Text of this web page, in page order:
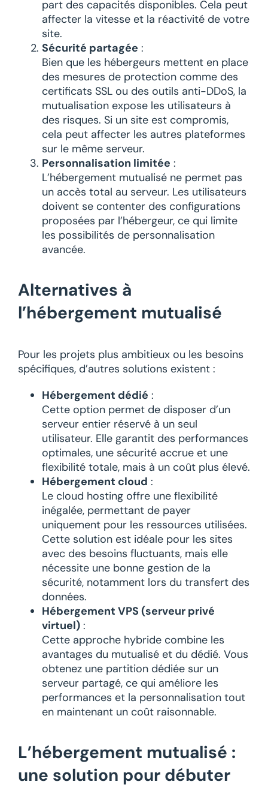
part des capacités disponibles. Cela peut
affecter la vitesse et la réactivité de votre
site.
Sécurité partagée :
Bien que les hébergeurs mettent en place
des mesures de protection comme des
certificats SSL ou des outils anti-DDoS, la
mutualisation expose les utilisateurs à
des risques. Si un site est compromis,
cela peut affecter les autres plateformes
sur le même serveur.
Personnalisation limitée :
L’hébergement mutualisé ne permet pas
un accès total au serveur. Les utilisateurs
doivent se contenter des configurations
proposées par l’hébergeur, ce qui limite
les possibilités de personnalisation
avancée.
Alternatives à
l’hébergement mutualisé
Pour les projets plus ambitieux ou les besoins
spécifiques, d’autres solutions existent :
Hébergement dédié :
Cette option permet de disposer d’un
serveur entier réservé à un seul
utilisateur. Elle garantit des performances
optimales, une sécurité accrue et une
flexibilité totale, mais à un coût plus élevé.
Hébergement cloud :
Le cloud hosting offre une flexibilité
inégalée, permettant de payer
uniquement pour les ressources utilisées.
Cette solution est idéale pour les sites
avec des besoins fluctuants, mais elle
nécessite une bonne gestion de la
sécurité, notamment lors du transfert des
données.
Hébergement VPS (serveur privé
virtuel):
Cette approche hybride combine les
avantages du mutualisé et du dédié. Vous
obtenez une partition dédiée sur un
serveur partagé, ce qui améliore les
performances et la personnalisation tout
en maintenant un coût raisonnable.
L’hébergement mutualisé :
une solution pour débuter